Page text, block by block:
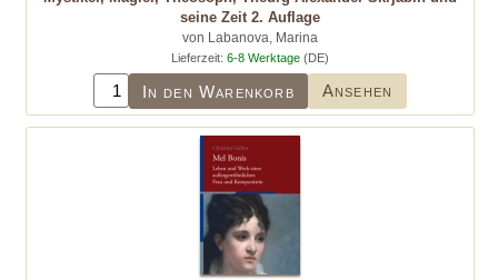
seine Zeit 2. Auflage
von Labanova, Marina
Lieferzeit: 6-8 Werktage (DE)
In den Warenkorb Ansehen